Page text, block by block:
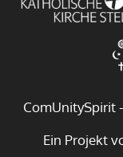
ComUnitySpirit
Ein Projekt